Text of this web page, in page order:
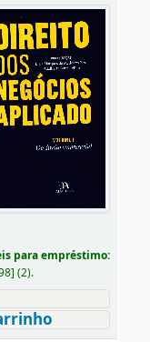
para empréstimo:
] (2).